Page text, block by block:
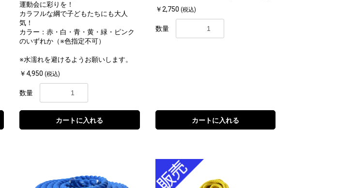
運動会に彩りを！
カラフルな綱で子どもたちにも大人
気！
カラー：赤・白・青・黄・緑・ピンク
のいずれか（※色指定不可）
※水濡れを避けるようお願いします。
￥4,950 (税込)
数量
カートに入れる
￥2,750 (税込)
数量
カートに入れる